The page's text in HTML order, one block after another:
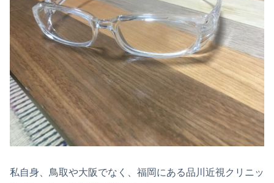
私自身、鳥取や大阪でなく、福岡にある品川近視クリニッ